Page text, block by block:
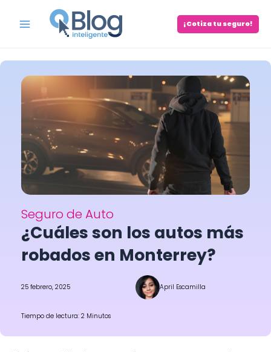
Menu
¡Cotiza tu seguro!
Seguro de Auto
¿Cuáles son los autos más
robados en Monterrey?
25 febrero, 2025 April Escamilla
Tiempo de lectura: 2 Minutos